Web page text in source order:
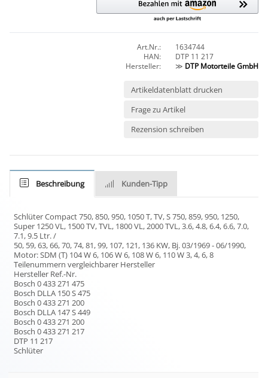
Art.Nr.:
1634744
HAN:
DTP 11 217
Hersteller:
≫ DTP Motorteile GmbH
Artikeldatenblatt drucken
Frage zu Artikel
Rezension schreiben
Beschreibung Kunden-Tipp
Schlüter Compact 750, 850, 950, 1050 T, TV, S 750, 859, 950, 1250,
Super 1250 VL, 1500 TV, TVL, 1800 VL, 2000 TVL, 3.6, 4.8, 6.4, 6.6, 7.0,
7.1, 9.5 Ltr. /
50, 59, 63, 66, 70, 74, 81, 99, 107, 121, 136 KW, Bj. 03/1969 - 06/1990,
Motor: SDM (T) 104 W 6, 106 W 6, 108 W 6, 110 W 3, 4, 6, 8
Teilenummern vergleichbarer Hersteller
Hersteller Ref.-Nr.
Bosch 0 433 271 475
Bosch DLLA 150 S 475
Bosch 0 433 271 200
Bosch DLLA 147 S 449
Bosch 0 433 271 200
Bosch 0 433 271 217
DTP 11 217
Schlüter